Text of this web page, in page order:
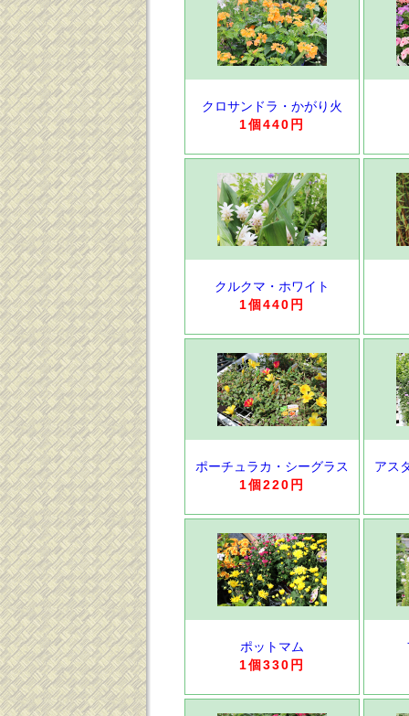
クロサンドラ・かがり火
1個440円
クルクマ・ホワイト
1個440円
ポーチュラカ・シーグラス
1個220円
アス
ポットマム
1個330円